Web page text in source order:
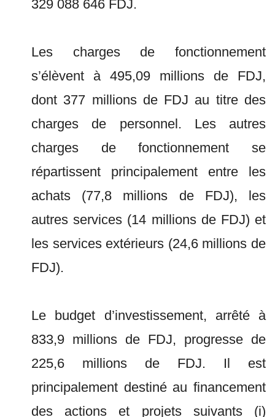
329 088 646 FDJ.
Les charges de fonctionnement
s’élèvent à 495,09 millions de FDJ,
dont 377 millions de FDJ au titre des
charges de personnel. Les autres
charges de fonctionnement se
répartissent principalement entre les
achats (77,8 millions de FDJ), les
autres services (14 millions de FDJ) et
les services extérieurs (24,6 millions de
FDJ).
Le budget d’investissement, arrêté à
833,9 millions de FDJ, progresse de
225,6 millions de FDJ. Il est
principalement destiné au financement
des actions et projets suivants (i)